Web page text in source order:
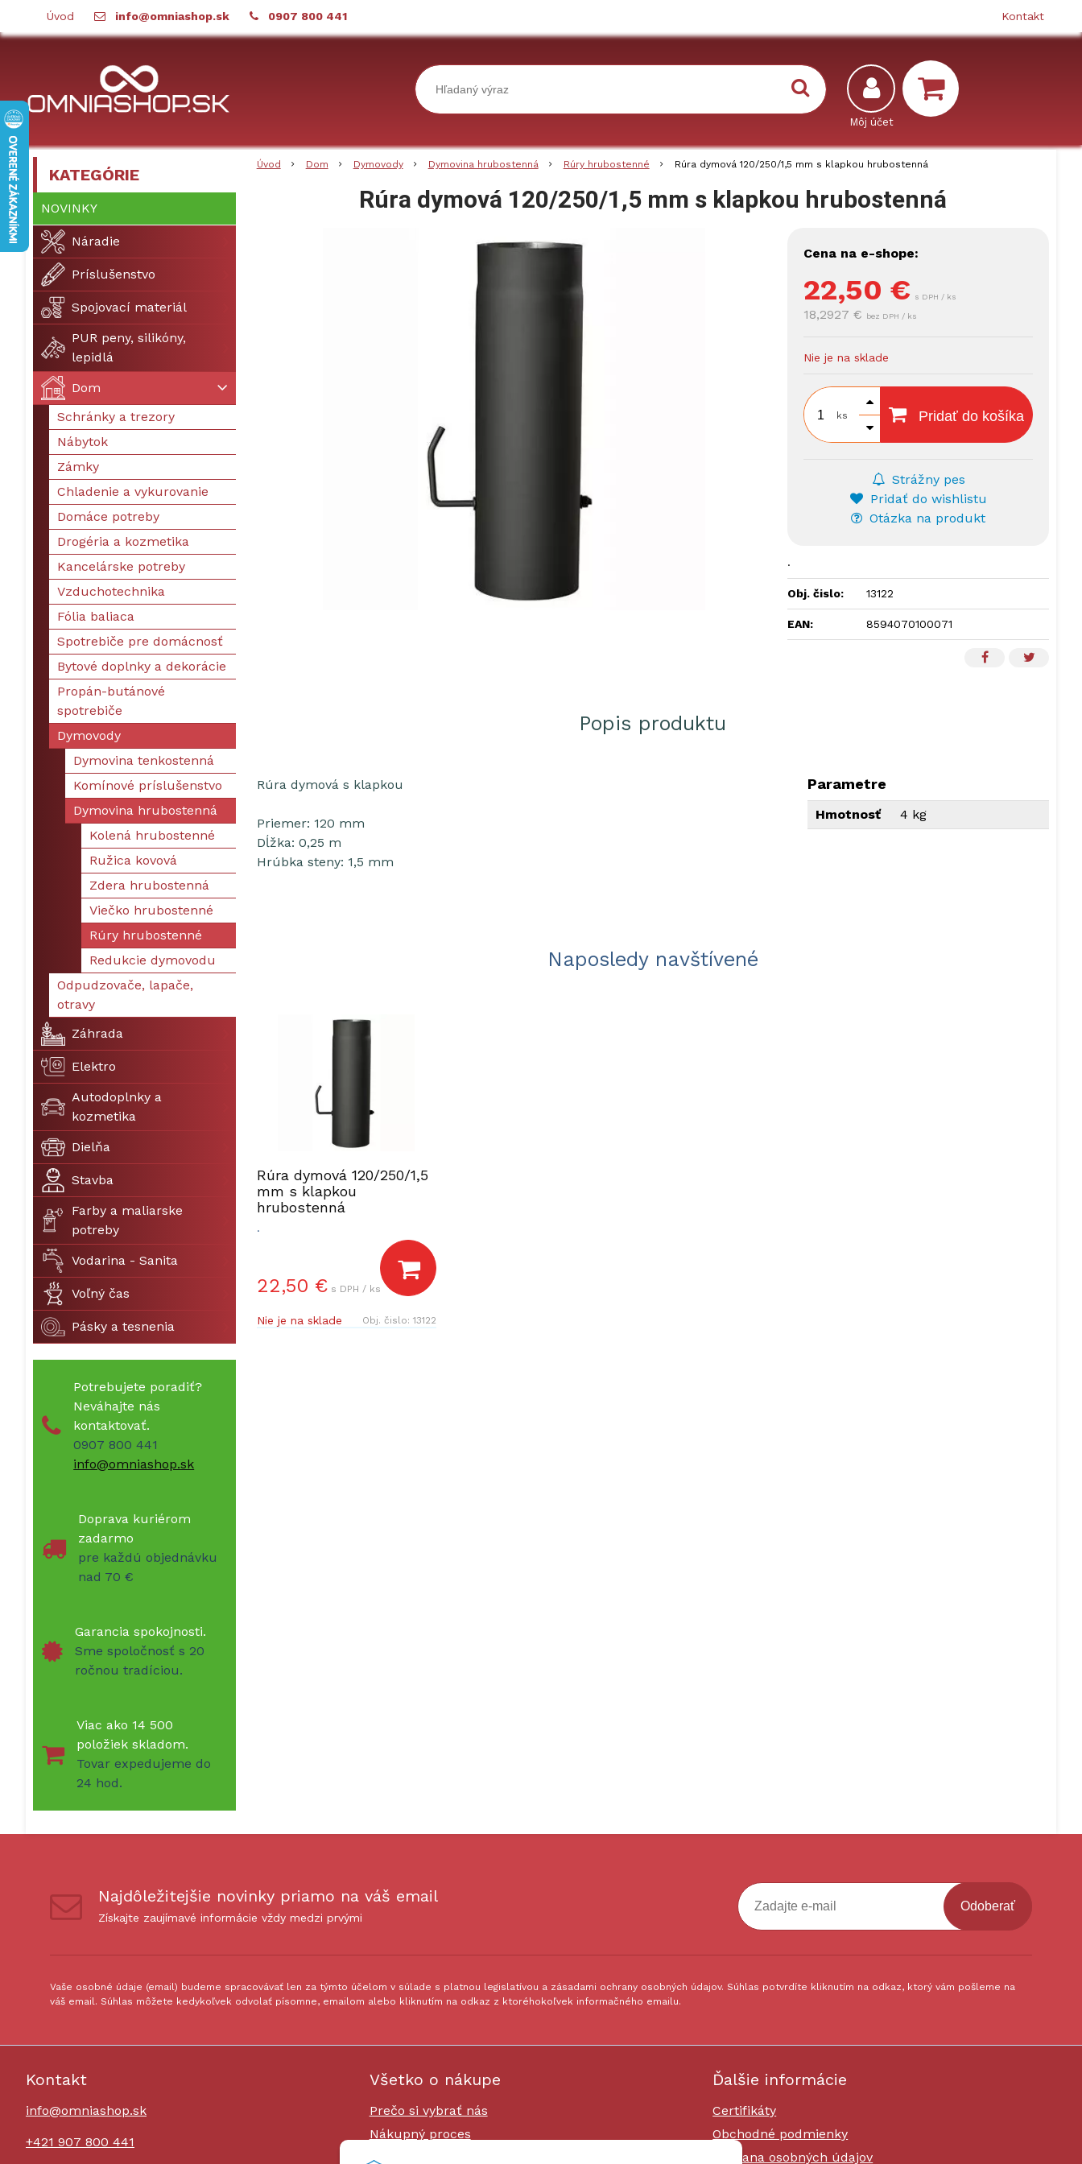
Úvod info@omniashop.sk 0907 800 441 Kontakt
Úvod Dom Dymovody Dymovina hrubostenná Rúry hrubostenné Rúra dymová 120/250/1,5 mm s klapkou hrubostenná
Rúra dymová 120/250/1,5 mm s klapkou hrubostenná
Cena na e-shope:
22,50 € s DPH / ks
18,2927 € bez DPH / ks
Nie je na sklade
ks Pridať do košíka
Strážny pes
Pridať do wishlistu
Otázka na produkt
.
Obj. čislo: 13122
EAN: 8594070100071
Popis produktu
Parametre
Hmotnosť 4 kg
Rúra dymová s klapkou
Priemer: 120 mm
Dĺžka: 0,25 m
Hrúbka steny: 1,5 mm
Naposledy navštívené
Rúra dymová 120/250/1,5
mm s klapkou
hrubostenná
.
22,50 € s DPH / ks
Nie je na sklade Obj. čislo:13122
KATEGÓRIE
NOVINKY
Náradie
Príslušenstvo
Spojovací materiál
PUR peny, silikóny,
lepidlá
Dom
Schránky a trezory
Nábytok
Zámky
Chladenie a vykurovanie
Domáce potreby
Drogéria a kozmetika
Kancelárske potreby
Vzduchotechnika
Fólia baliaca
Spotrebiče pre domácnosť
Bytové doplnky a dekorácie
Propán-butánové
spotrebiče
Dymovody
Dymovina tenkostenná
Komínové príslušenstvo
Dymovina hrubostenná
Kolená hrubostenné
Ružica kovová
Zdera hrubostenná
Viečko hrubostenné
Rúry hrubostenné
Redukcie dymovodu
Odpudzovače, lapače,
otravy
Záhrada
Elektro
Autodoplnky a
kozmetika
Dielňa
Stavba
Farby a maliarske
potreby
Vodarina - Sanita
Voľný čas
Pásky a tesnenia
Potrebujete poradiť?
Neváhajte nás
kontaktovať.
0907 800 441
info@omniashop.sk
Doprava kuriérom
zadarmo
pre každú objednávku
nad 70 €
Garancia spokojnosti.
Sme spoločnosť s 20
ročnou tradíciou.
Viac ako 14 500
položiek skladom.
Tovar expedujeme do
24 hod.
Najdôležitejšie novinky priamo na váš email
Získajte zaujímavé informácie vždy medzi prvými
Odoberať
Vaše osobné údaje (email) budeme spracovávať len za týmto účelom v súlade s platnou legislatívou a zásadami ochrany osobných údajov. Súhlas potvrdíte kliknutím na odkaz, ktorý vám pošleme na
váš email. Súhlas môžete kedykoľvek odvolať písomne, emailom alebo kliknutím na odkaz z ktoréhokoľvek informačného emailu.
Kontakt
info@omniashop.sk
+421 907 800 441
Všetko o nákupe
Prečo si vybrať nás
Nákupný proces
Platby a doprava
Ďalšie informácie
Certifikáty
Obchodné podmienky
Ochrana osobných údajov